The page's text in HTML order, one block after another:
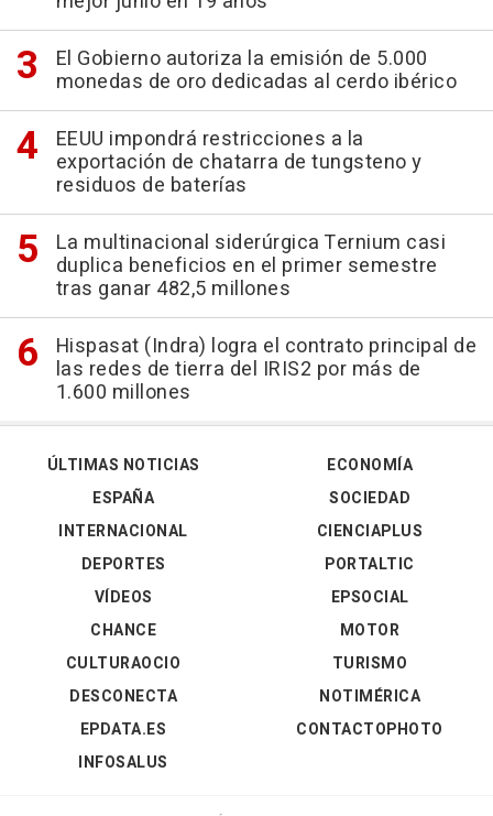
El Gobierno autoriza la emisión de 5.000
monedas de oro dedicadas al cerdo ibérico
EEUU impondrá restricciones a la
exportación de chatarra de tungsteno y
residuos de baterías
La multinacional siderúrgica Ternium casi
duplica beneficios en el primer semestre
tras ganar 482,5 millones
Hispasat (Indra) logra el contrato principal de
las redes de tierra del IRIS2 por más de
1.600 millones
ÚLTIMAS NOTICIAS
ESPAÑA
INTERNACIONAL
DEPORTES
VÍDEOS
ECONOMÍA
SOCIEDAD
CIENCIAPLUS
PORTALTIC
EPSOCIAL
CHANCE
CULTURAOCIO
DESCONECTA
EPDATA.ES
INFOSALUS
MOTOR
TURISMO
NOTIMÉRICA
CONTACTOPHOTO